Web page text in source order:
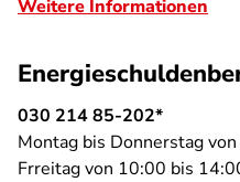
Weitere Informationen
030 214 85-202*
Montag bis Donnerstag
Frreitag von 10:00 bis